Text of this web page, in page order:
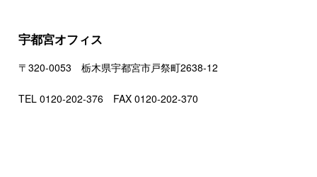
宇都宮オフィス
〒320-0053 栃木県宇都宮市戸祭町2638-12
TEL 0120-202-376 FAX 0120-202-370